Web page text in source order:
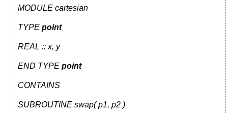
MODULE cartesian
TYPE point
REAL :: x, y
END TYPE point
CONTAINS
SUBROUTINE swap( p1, p2 )